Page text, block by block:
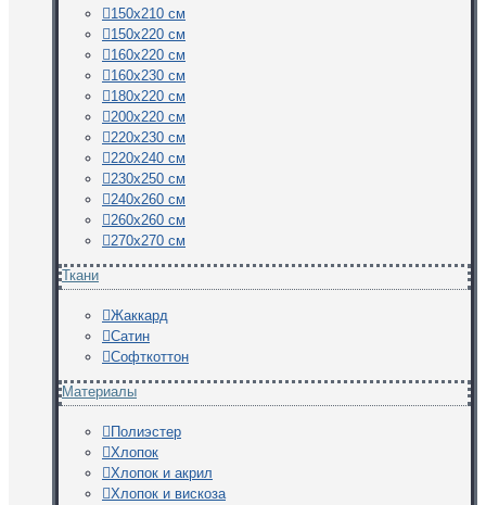
150х210 см
150х220 см
160х220 см
160х230 см
180х220 см
200х220 см
220х230 см
220х240 см
230х250 см
240х260 см
260х260 см
270х270 см
Ткани
Жаккард
Сатин
Софткоттон
Материалы
Полиэстер
Хлопок
Хлопок и акрил
Хлопок и вискоза